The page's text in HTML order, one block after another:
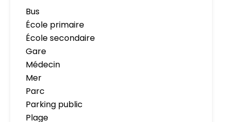
Bus
École primaire
École secondaire
Gare
Médecin
Mer
Parc
Parking public
Plage